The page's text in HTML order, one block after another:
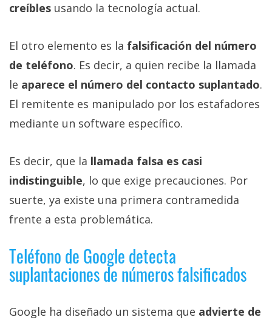
creíbles usando la tecnología actual.
El otro elemento es la falsificación del número
de teléfono. Es decir, a quien recibe la llamada
le aparece el número del contacto suplantado.
El remitente es manipulado por los estafadores
mediante un software específico.
Es decir, que la llamada falsa es casi
indistinguible, lo que exige precauciones. Por
suerte, ya existe una primera contramedida
frente a esta problemática.
Teléfono de Google detecta
suplantaciones de números falsificados
Google ha diseñado un sistema que advierte de